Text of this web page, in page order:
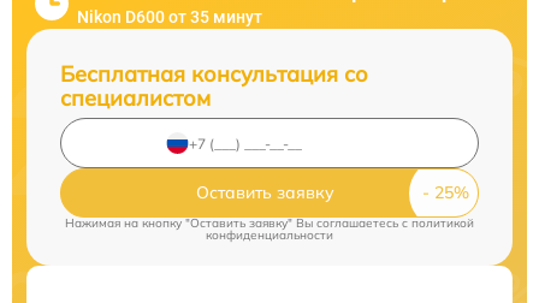
Nikon D600 от 35 минут
Бесплатная консультация со
специалистом
Оставить заявку
Нажимая на кнопку "Оставить заявку" Вы соглашаетесь cполитикой
конфиденциальности